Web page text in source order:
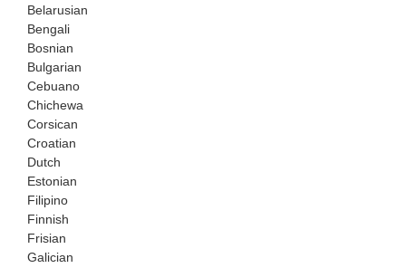
Belarusian
Bengali
Bosnian
Bulgarian
Cebuano
Chichewa
Corsican
Croatian
Dutch
Estonian
Filipino
Finnish
Frisian
Galician